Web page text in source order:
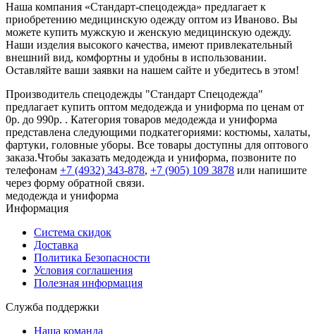
Наша компания «Стандарт-спецодежда» предлагает к
приобретению медицинскую одежду оптом из Иваново. Вы
можете купить мужскую и женскую медицинскую одежду.
Наши изделия высокого качества, имеют привлекательный
внешний вид, комфортны и удобны в использовании.
Оставляйте ваши заявки на нашем сайте и убедитесь в этом!
Производитель спецодежды "Стандарт Спецодежда"
предлагает купить оптом медодежда и униформа по ценам от
0р. до 990р. . Категория товаров медодежда и униформа
представлена следующими подкатегориями: костюмы, халаты,
фартуки, головные уборы. Все товары доступны для оптового
заказа.Чтобы заказать медодежда и униформа, позвоните по
телефонам +7 (4932) 343-878, +7 (905) 109 3878 или напишите
через форму обратной связи.
медодежда и униформа
Информация
Система скидок
Доставка
Политика Безопасности
Условия соглашения
Полезная информация
Служба поддержки
Наша команда